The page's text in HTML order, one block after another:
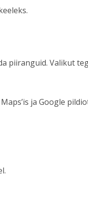
piiranguid. Valikut
ja Google